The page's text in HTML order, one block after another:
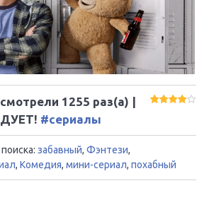
1255 раз(а) |
#сериалы
забавный, Фэнтези,
, Комедия, мини-сериал, похабный